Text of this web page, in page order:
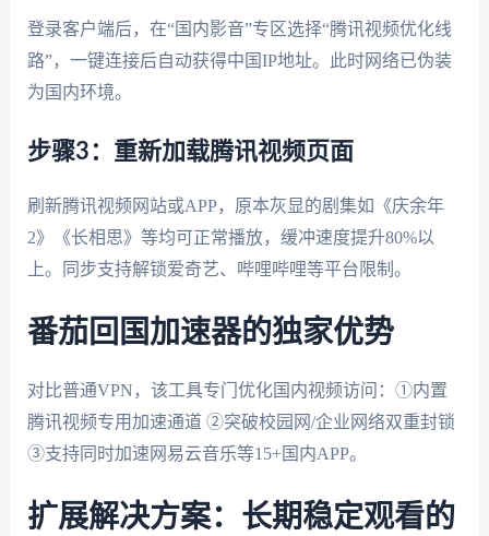
登录客户端后，在“国内影音”专区选择“腾讯视频优化线
路”，一键连接后自动获得中国IP地址。此时网络已伪装
为国内环境。
步骤3：重新加载腾讯视频页面
刷新腾讯视频网站或APP，原本灰显的剧集如《庆余年
2》《长相思》等均可正常播放，缓冲速度提升80%以
上。同步支持解锁爱奇艺、哔哩哔哩等平台限制。
番茄回国加速器的独家优势
对比普通VPN，该工具专门优化国内视频访问：①内置
腾讯视频专用加速通道 ②突破校园网/企业网络双重封锁
③支持同时加速网易云音乐等15+国内APP。
扩展解决方案：长期稳定观看的